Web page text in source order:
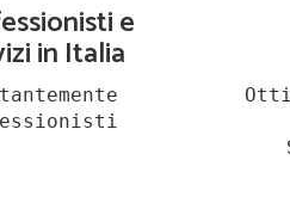
e
in Italia